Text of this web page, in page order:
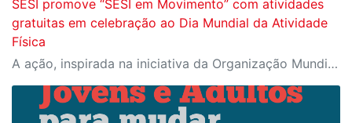
SESI promove “SESI em Movimento” com atividades
gratuitas em celebração ao Dia Mundial da Atividade
Física
A ação, inspirada na iniciativa da Organização Mundial da Saúde, reforça a importância da prática de atividades físicas e terá participação mediante inscrição prévia pelo Meu SESI.